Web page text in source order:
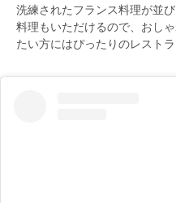
洗練されたフランス料理が並
料理もいただけるので、おし
たい方にはぴったりのレスト